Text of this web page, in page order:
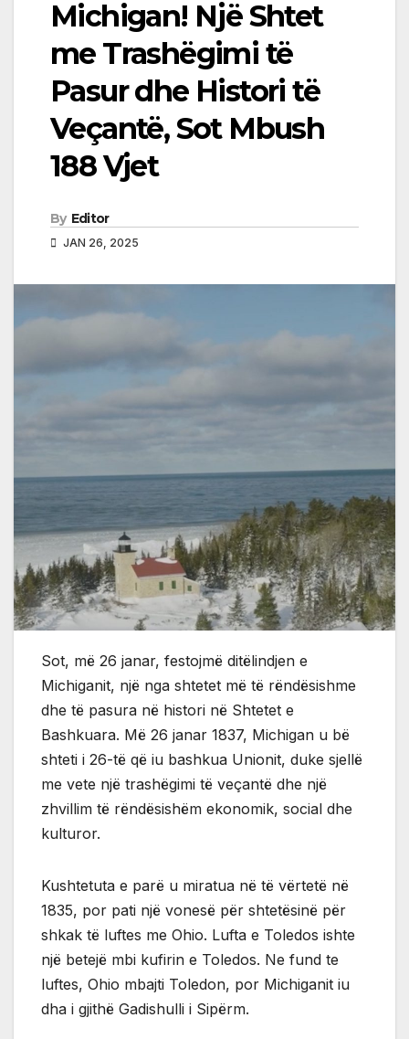
Michigan! Një Shtet
me Trashëgimi të
Pasur dhe Histori të
Veçantë, Sot Mbush
188 Vjet
By Editor
JAN 26, 2025
Sot, më 26 janar, festojmë ditëlindjen e
Michiganit, një nga shtetet më të rëndësishme
dhe të pasura në histori në Shtetet e
Bashkuara. Më 26 janar 1837, Michigan u bë
shteti i 26-të që iu bashkua Unionit, duke sjellë
me vete një trashëgimi të veçantë dhe një
zhvillim të rëndësishëm ekonomik, social dhe
kulturor.
Kushtetuta e parë u miratua në të vërtetë në
1835, por pati një vonesë për shtetësinë për
shkak të luftes me Ohio. Lufta e Toledos ishte
një betejë mbi kufirin e Toledos. Ne fund te
luftes, Ohio mbajti Toledon, por Michiganit iu
dha i gjithë Gadishulli i Sipërm.